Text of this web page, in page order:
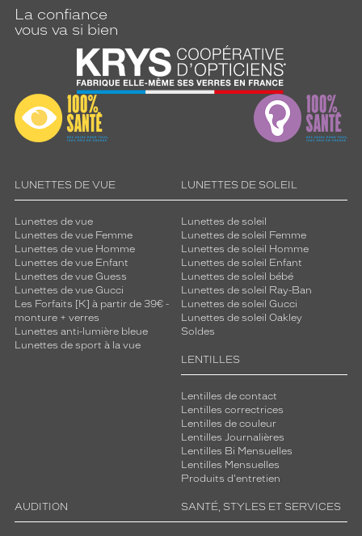
La confiance
vous va si bien
LUNETTES DE VUE
Lunettes de vue
Lunettes de vue Femme
Lunettes de vue Homme
Lunettes de vue Enfant
Lunettes de vue Guess
Lunettes de vue Gucci
Les Forfaits [K] à partir de 39€ -
monture + verres
Lunettes anti-lumière bleue
Lunettes de sport à la vue
LUNETTES DE SOLEIL
Lunettes de soleil
Lunettes de soleil Femme
Lunettes de soleil Homme
Lunettes de soleil Enfant
Lunettes de soleil bébé
Lunettes de soleil Ray-Ban
Lunettes de soleil Gucci
Lunettes de soleil Oakley
Soldes
LENTILLES
Lentilles de contact
Lentilles correctrices
Lentilles de couleur
Lentilles Journalières
Lentilles Bi Mensuelles
Lentilles Mensuelles
Produits d'entretien
AUDITION SANTÉ, STYLES ET SERVICES